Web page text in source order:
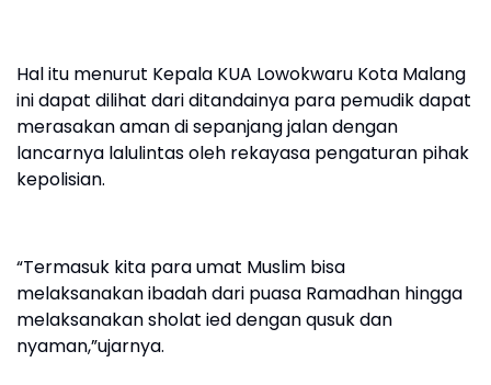
Hal itu menurut Kepala KUA Lowokwaru Kota Malang
ini dapat dilihat dari ditandainya para pemudik dapat
merasakan aman di sepanjang jalan dengan
lancarnya lalulintas oleh rekayasa pengaturan pihak
kepolisian.
“Termasuk kita para umat Muslim bisa
melaksanakan ibadah dari puasa Ramadhan hingga
melaksanakan sholat ied dengan qusuk dan
nyaman,”ujarnya.